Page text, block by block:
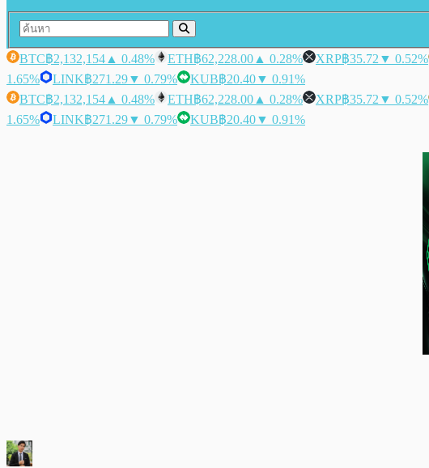
BTC฿2,132,154 ▲ 0.48% ETH฿62,228.00 ▲ 0.28% XRP฿35.72 ▼ 0.52%
1.65%
LINK฿271.29▼ 0.79% KUB฿20.40▼ 0.91%
BTC฿2,132,154 ▲ 0.48% ETH฿62,228.00 ▲ 0.28% XRP฿35.72 ▼ 0.52%
1.65%
LINK฿271.29▼ 0.79% KUB฿20.40▼ 0.91%